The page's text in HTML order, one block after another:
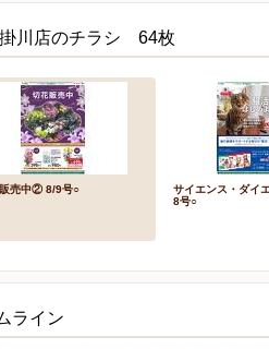
川店のチラシ 64枚
売中② 8/9号○
サイエンス・ダイ
8号○
ライン